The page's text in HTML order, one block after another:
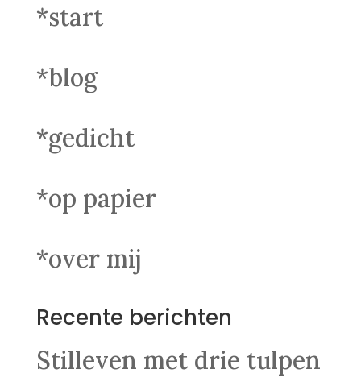
*start
*blog
*gedicht
*op papier
*over mij
Recente berichten
Stilleven met drie tulpen